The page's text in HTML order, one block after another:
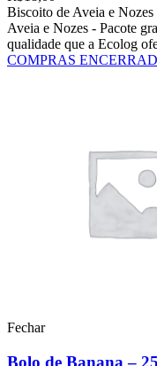
Biscoito de Aveia e
Aveia e Nozes - Pacote
qualidade que a Ecolog
COMPRAS
Fechar
Bolo de Banana –